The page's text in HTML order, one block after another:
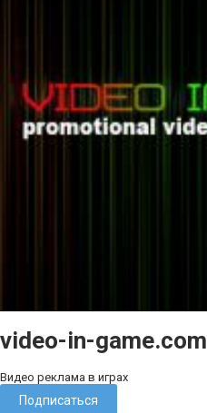
video-in-game.com
Видео реклама в играх
Подписаться